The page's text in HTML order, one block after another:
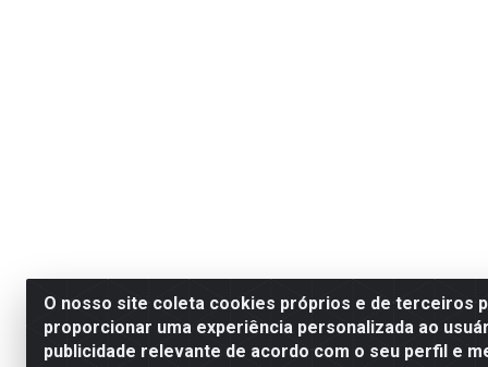
O nosso site coleta cookies próprios e de terceiros
proporcionar uma experiência personalizada ao
publicidade relevante de acordo com o seu perfil e